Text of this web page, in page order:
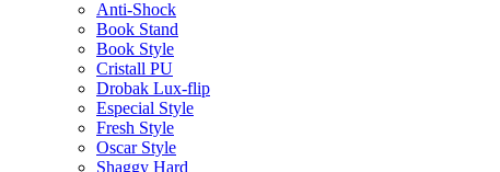
Anti-Shock
Book Stand
Book Style
Cristall PU
Drobak Lux-flip
Especial Style
Fresh Style
Oscar Style
Shaggy Hard